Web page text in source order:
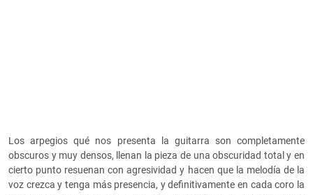
Los arpegios qué nos presenta la guitarra son completamente
obscuros y muy densos, llenan la pieza de una obscuridad total y en
cierto punto resuenan con agresividad y hacen que la melodía de la
voz crezca y tenga más presencia, y definitivamente en cada coro la